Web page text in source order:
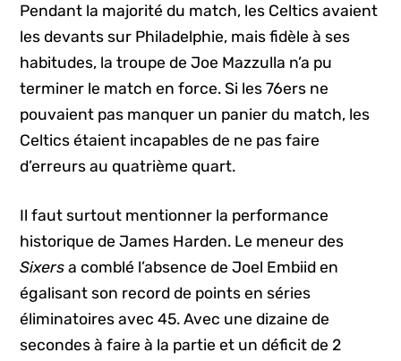
Pendant la majorité du match, les Celtics avaient
les devants sur Philadelphie, mais fidèle à ses
habitudes, la troupe de Joe Mazzulla n’a pu
terminer le match en force. Si les 76ers ne
pouvaient pas manquer un panier du match, les
Celtics étaient incapables de ne pas faire
d’erreurs au quatrième quart.
Il faut surtout mentionner la performance
historique de James Harden. Le meneur des
Sixers a comblé l’absence de Joel Embiid en
égalisant son record de points en séries
éliminatoires avec 45. Avec une dizaine de
secondes à faire à la partie et un déficit de 2